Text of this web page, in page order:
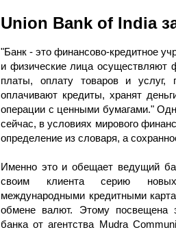
Union Bank of India
"Банк - это финансово-кредитное
и физические лица осуществляют
платы, оплату товаров и
оплачивают кредиты, хранят
операции с ценными бумагами."
сейчас, в условиях мирового
определение из словаря, а
Именно это и обещает ведущий
своим клиента серию новых
международными кредитными
обмене валют. Этому посвещена
банка от агентства Mudra